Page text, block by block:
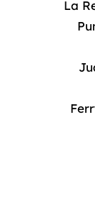
La